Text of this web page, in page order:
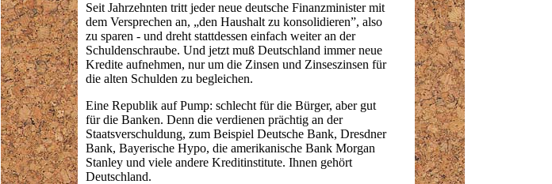
Seit Jahrzehnten tritt jeder neue deutsche Finanzminister mit
dem Versprechen an, „den Haushalt zu konsolidieren”, also
zu sparen - und dreht stattdessen einfach weiter an der
Schuldenschraube. Und jetzt muß Deutschland immer neue
Kredite aufnehmen, nur um die Zinsen und Zinseszinsen für
die alten Schulden zu begleichen.
Eine Republik auf Pump: schlecht für die Bürger, aber gut
für die Banken. Denn die verdienen prächtig an der
Staatsverschuldung, zum Beispiel Deutsche Bank, Dresdner
Bank, Bayerische Hypo, die amerikanische Bank Morgan
Stanley und viele andere Kreditinstitute. Ihnen gehört
Deutschland.